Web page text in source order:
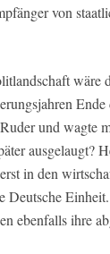
von
wäre
Ende
und wagte
ausgelaugt?
in den
ebenfalls ihre